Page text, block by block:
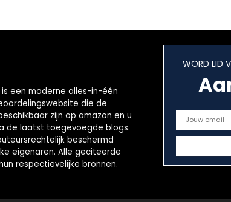
een moderne alles-in-één
die de
zijn op amazon en u
de laatst toegevoegde blogs.
beschermd
eigenaren. Alle geciteerde
respectievelijke bronnen.
WORD LID